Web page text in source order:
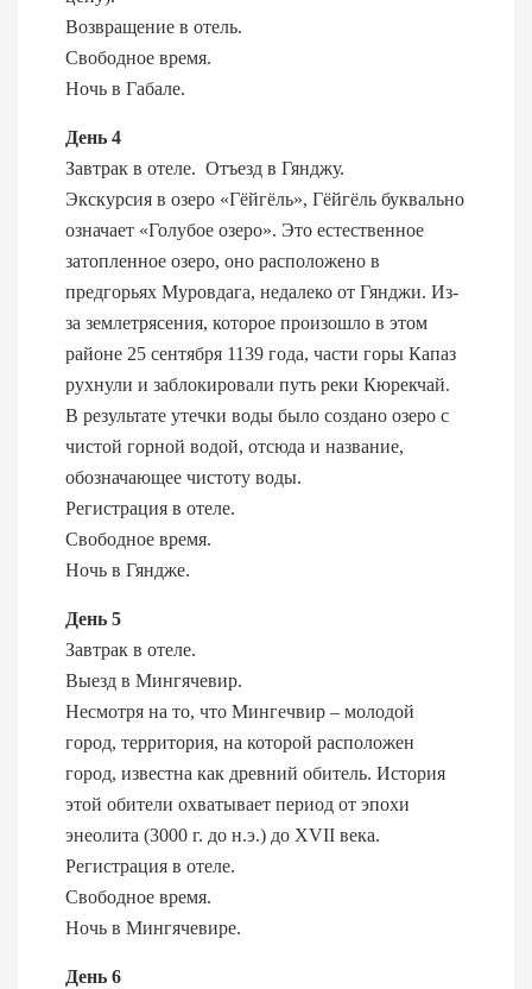
Возвращение в отель.
Свободное время.
Ночь в Габале.
День 4
Завтрак в отеле. Отъезд в Гянджу.
Экскурсия в озеро «Гёйгёль», Гёйгёль буквально
означает «Голубое озеро». Это естественное
затопленное озеро, оно расположено в
предгорьях Муровдага, недалеко от Гянджи. Из-
за землетрясения, которое произошло в этом
районе 25 сентября 1139 года, части горы Капаз
рухнули и заблокировали путь реки Кюрекчай.
В результате утечки воды было создано озеро с
чистой горной водой, отсюда и название,
обозначающее чистоту воды.
Регистрация в отеле.
Свободное время.
Ночь в Гяндже.
День 5
Завтрак в отеле.
Выезд в Мингячевир.
Несмотря на то, что Мингечвир – молодой
город, территория, на которой расположен
город, известна как древний обитель. История
этой обители охватывает период от эпохи
энеолита (3000 г. до н.э.) до XVII века.
Регистрация в отеле.
Свободное время.
Ночь в Мингячевире.
День 6